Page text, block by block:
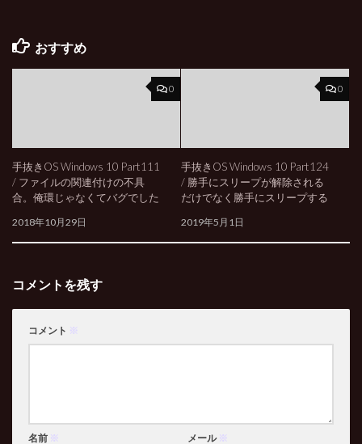
おすすめ
0
手抜きOS Windows 10 Part111
/ ファイルの関連付けの不具
合。俺環じゃなくてバグでした
2018年10月29日
0
手抜きOS Windows 10 Part124
/ 勝手にスリープが解除される
だけでなく勝手にスリープする
2019年5月1日
コメントを残す
コメント ※
名前 ※ メール ※